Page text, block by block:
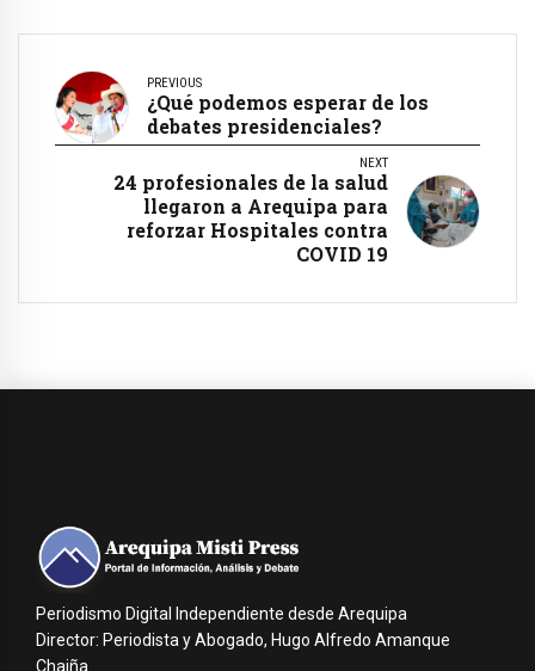
PREVIOUS
¿Qué podemos esperar de los
debates presidenciales?
NEXT
24 profesionales de la salud
llegaron a Arequipa para
reforzar Hospitales contra
COVID 19
Periodismo Digital Independiente desde Arequipa
Director: Periodista y Abogado, Hugo Alfredo Amanque
Chaiña